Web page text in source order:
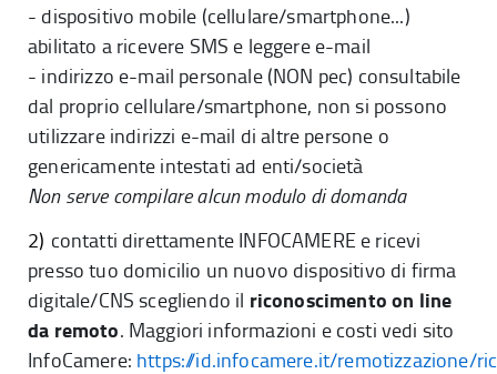
- dispositivo mobile (cellulare/smartphone...)
abilitato a ricevere SMS e leggere e-mail
- indirizzo e-mail personale (NON pec) consultabile
dal proprio cellulare/smartphone, non si possono
utilizzare indirizzi e-mail di altre persone o
genericamente intestati ad enti/società
Non serve compilare alcun modulo di domanda
2) contatti direttamente INFOCAMERE e ricevi
presso tuo domicilio un nuovo dispositivo di firma
digitale/CNS scegliendo il riconoscimento on line
da remoto. Maggiori informazioni e costi vedi sito
InfoCamere: https://id.infocamere.it/remotizzazione/